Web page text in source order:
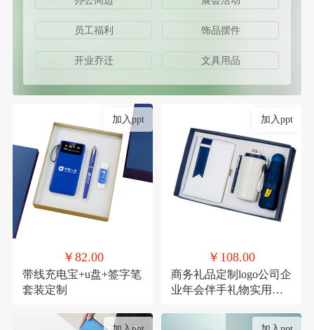
员工福利 饰品摆件
开业乔迁 文具用品
加入ppt
￥82.00
带线充电宝+u盘+签字笔
套装定制
加入ppt
￥108.00
商务礼品定制logo公司企
业年会伴手礼物实用高